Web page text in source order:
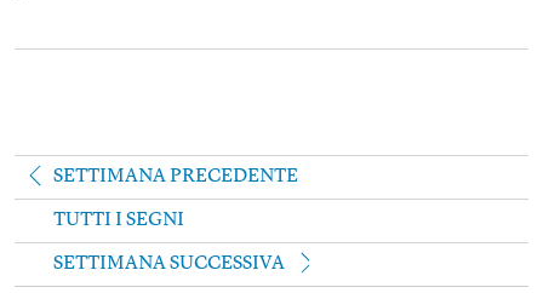
SETTIMANA PRECEDENTE
TUTTI I SEGNI
SETTIMANA SUCCESSIVA